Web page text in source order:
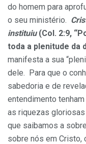
do homem para
o seu ministério.
instituiu(Col. 2:9,
toda a plenitude da
manifesta a sua
dele. Para que o
sabedoria e de
entendimento
as riquezas
que saibamos a
sobre nós em Cristo,